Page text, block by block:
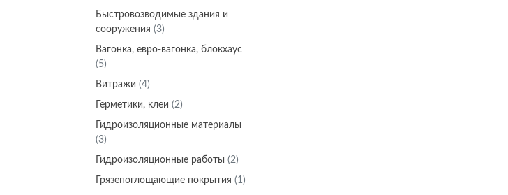
Быстровозводимые здания и
сооружения (3)
Вагонка, евро-вагонка, блокхаус
(5)
Витражи (4)
Герметики, клеи (2)
Гидроизоляционные материалы
(3)
Гидроизоляционные работы (2)
Грязепоглощающие покрытия (1)